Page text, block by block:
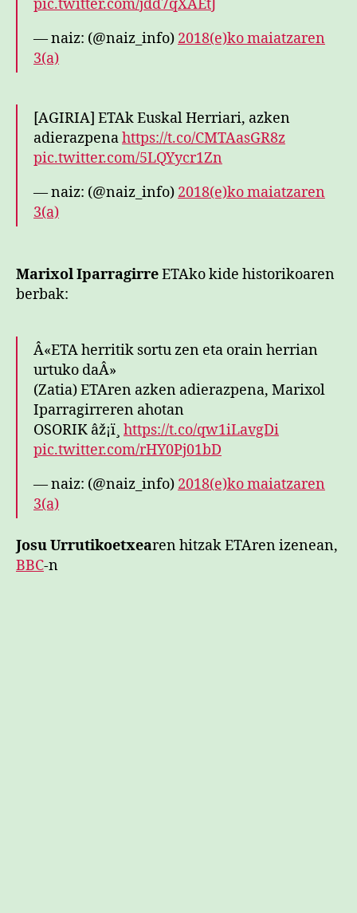
pic.twitter.com/jdd7qXAEtJ
— naiz: (@naiz_info) 2018(e)ko maiatzaren
3(a)
[AGIRIA] ETAk Euskal Herriari, azken
adierazpenahttps://t.co/CMTAasGR8z
pic.twitter.com/5LQYycr1Zn
— naiz: (@naiz_info) 2018(e)ko maiatzaren
3(a)
Marixol IparragirreETAko kide historikoaren
berbak:
Â«ETA herritik sortu zen eta orain herrian
urtuko daÂ»
(Zatia) ETAren azken adierazpena, Marixol
Iparragirreren ahotan
OSORIK âž¡ï¸ https://t.co/qw1iLavgDi
pic.twitter.com/rHY0Pj01bD
— naiz: (@naiz_info) 2018(e)ko maiatzaren
3(a)
Josu Urrutikoetxearen hitzak ETAren izenean,
BBC-n